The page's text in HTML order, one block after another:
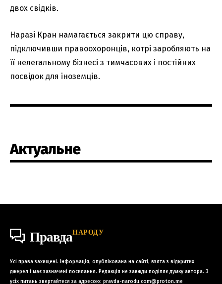
двох свідків.
Наразі Кран намагається закрити цю справу,
підключивши правоохоронців, котрі заробляють на
її нелегальному бізнесі з тимчасових і постійних
посвідок для іноземців.
Актуальне
ПравдаНАРОДУ
Усі права захищені. Інформація, опублікована на сайті, взята з відкритих
джерел і має зазначені посилання. Редакція не завжди поділяє думку автора. З
усіх питань звертайтеся за адресою: pravda-narodu.com@proton.me